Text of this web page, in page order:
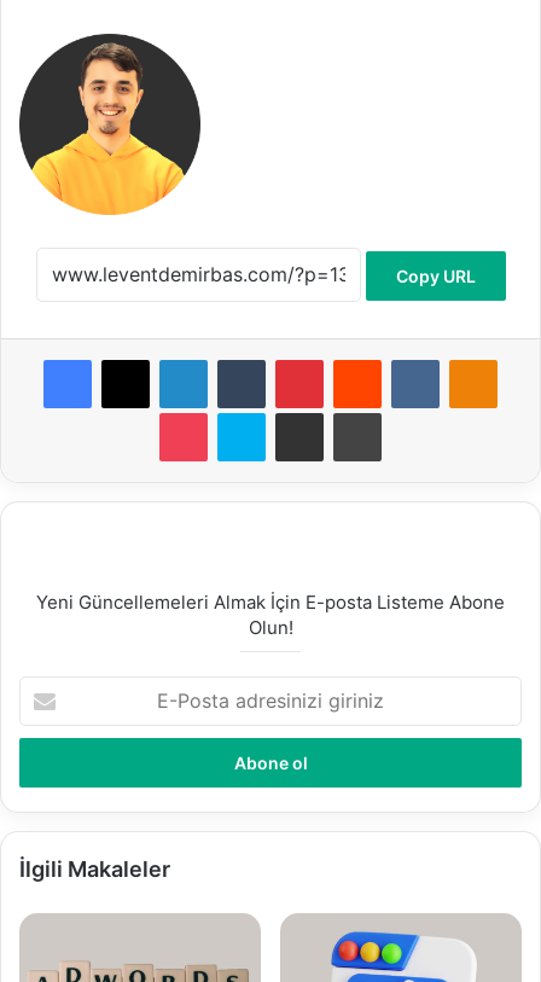
Copy URL
Yeni Güncellemeleri Almak İçin E-posta Listeme Abone
Olun!
P
s
t
a
r
İlgili Makaleler